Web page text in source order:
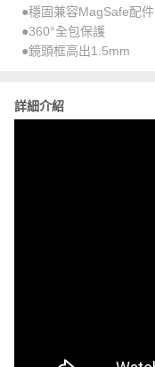
●穩固兼容MagSafe配件
●360°全包保護
●鏡頭框高出1.5mm
詳細介紹